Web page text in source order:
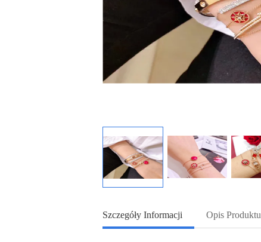
Szczegóły Informacji Opis Produktu